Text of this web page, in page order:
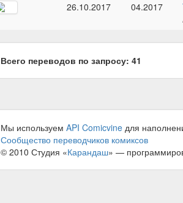
26.10.2017
04.2017
Всего переводов по запросу: 41
Мы используем API Comicvine для
Сообщество переводчиков комиксов
© 2010 Студия «Карандаш» —